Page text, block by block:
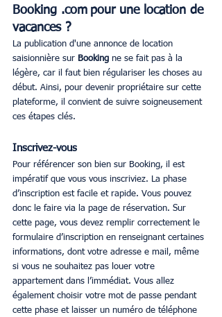
Booking .com pour une location de
vacances ?
La publication d'une annonce de location
saisionnière sur Booking ne se fait pas à la
légère, car il faut bien régulariser les choses au
début. Ainsi, pour devenir propriétaire sur cette
plateforme, il convient de suivre soigneusement
ces étapes clés.
Inscrivez-vous
Pour référencer son bien sur Booking, il est
impératif que vous vous inscriviez. La phase
d’inscription est facile et rapide. Vous pouvez
donc le faire via la page de réservation. Sur
cette page, vous devez remplir correctement le
formulaire d’inscription en renseignant certaines
informations, dont votre adresse e mail, même
si vous ne souhaitez pas louer votre
appartement dans l’immédiat. Vous allez
également choisir votre mot de passe pendant
cette phase et laisser un numéro de téléphone